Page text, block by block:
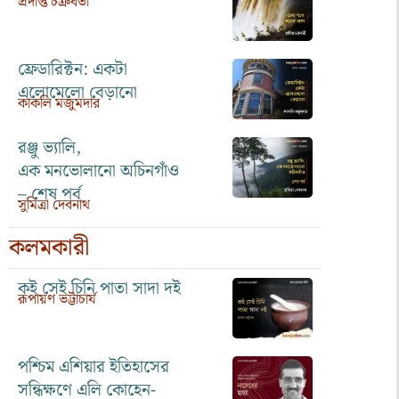
ফ্রেডারিক্টন: একটা
এলোমেলো বেড়ানো
কাকলি মজুমদার
রঞ্জু ভ্যালি,
এক মনভোলানো অচিনগাঁও
– শেষ পর্ব
সুমিত্রা দেবনাথ
কলমকারী
কই সেই চিনি পাতা সাদা দই
রূপায়ণ ভট্টাচার্য
পশ্চিম এশিয়ার ইতিহাসের
সন্ধিক্ষণে এলি কোহেন-